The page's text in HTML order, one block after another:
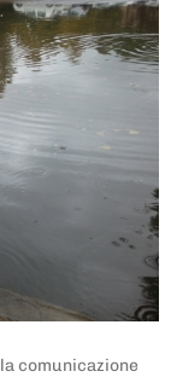
comunicazione